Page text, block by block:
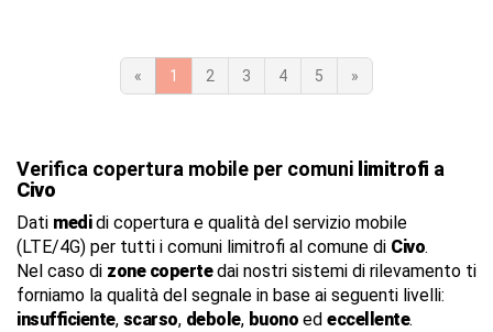
« 1 2 3 4 5 »
Verifica copertura mobile per comuni limitrofi a
Civo
Dati medidi copertura e qualità del servizio mobile
(LTE/4G) per tutti i comuni limitrofi al comune di Civo.
Nel caso di zone copertedai nostri sistemi di rilevamento ti
forniamo la qualità del segnale in base ai seguenti livelli:
insufficiente, scarso, debole, buono ed eccellente.